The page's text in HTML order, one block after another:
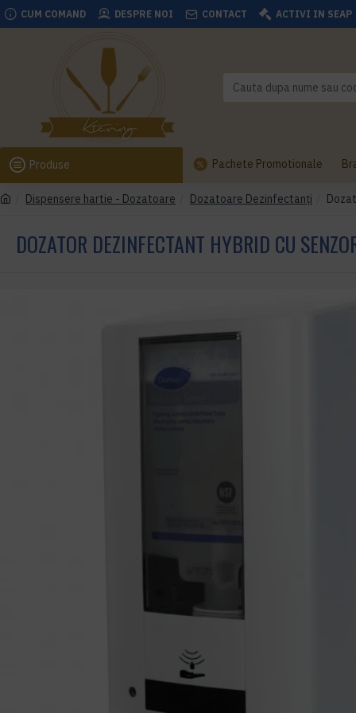
CUM COMAND DESPRE NOI CONTACT ACTIVI IN SEAP
Produse Pachete Promotionale
Dispensere hartie - Dozatoare Dozatoare Dezinfectanți
DOZATOR DEZINFECTANT HYBRID CU